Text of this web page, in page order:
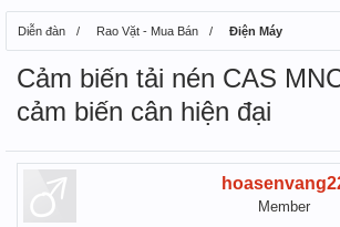
Diễn đàn Rao Vặt - Mua Bán Điện Máy
Cảm biến tải nén CAS
cảm biến cân hiện đại
Member